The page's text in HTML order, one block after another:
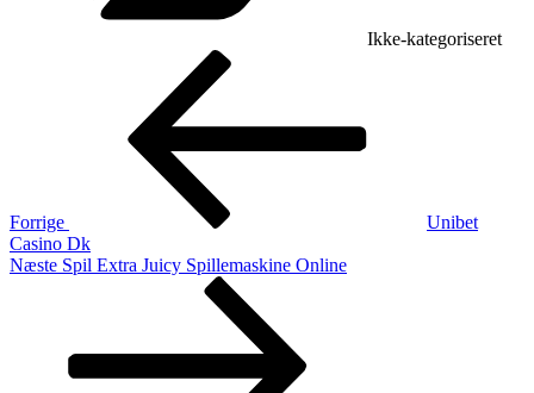
Ikke-kategoriseret
Indlægsnavigation
Forrige
Unibet
Casino Dk
Næste
Næste Spil Extra Juicy Spillemaskine Online